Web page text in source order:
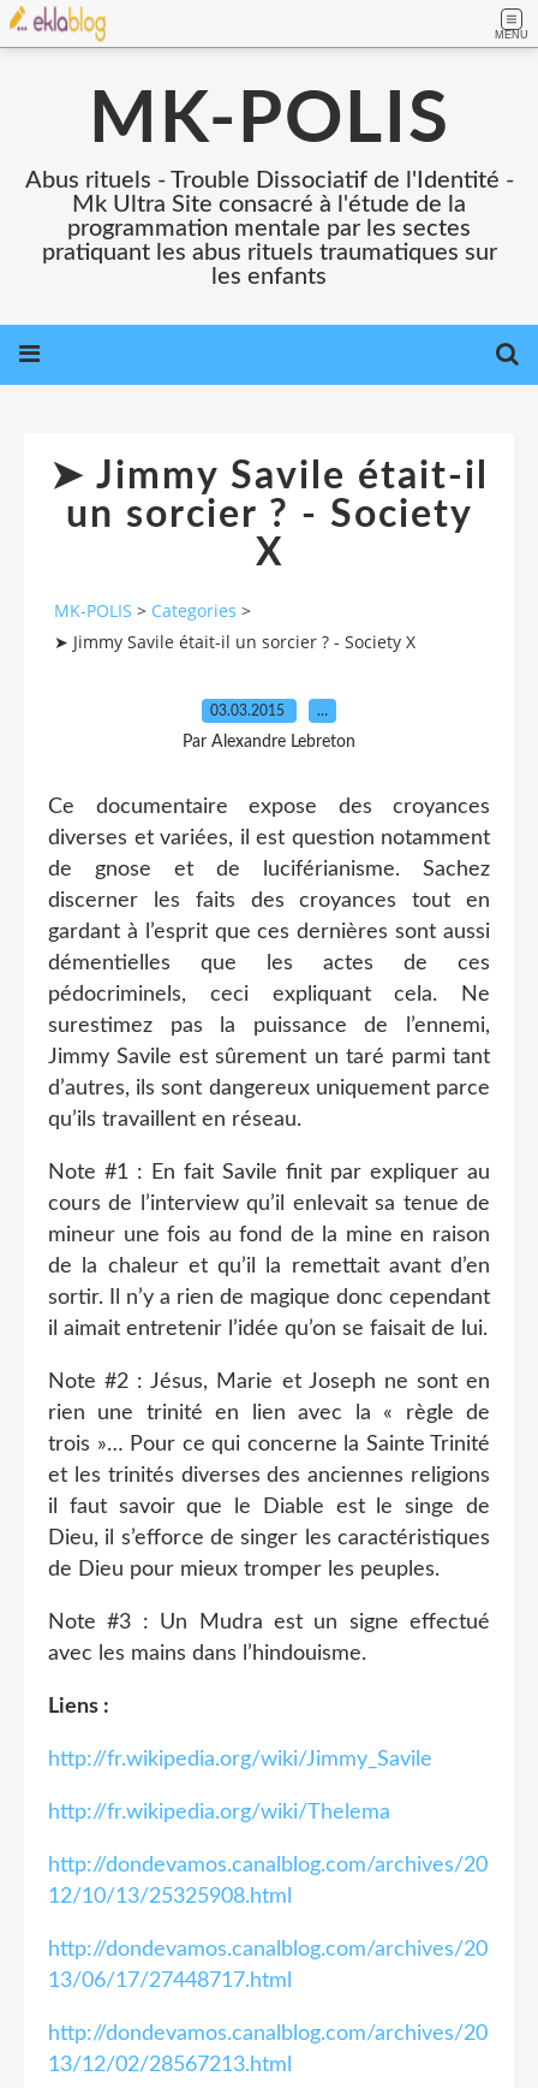
MENU
MK-POLIS
Abus rituels - Trouble Dissociatif de l'Identité -
Mk Ultra Site consacré à l'étude de la
programmation mentale par les sectes
pratiquant les abus rituels traumatiques sur
les enfants
➤ Jimmy Savile était-il
un sorcier ? - Society
X
MK-POLIS > Categories >
➤ Jimmy Savile était-il un sorcier ? - Society X
03.03.2015 …
Par Alexandre Lebreton
Ce documentaire expose des croyances
diverses et variées, il est question notamment
de gnose et de luciférianisme. Sachez
discerner les faits des croyances tout en
gardant à l’esprit que ces dernières sont aussi
démentielles que les actes de ces
pédocriminels, ceci expliquant cela. Ne
surestimez pas la puissance de l’ennemi,
Jimmy Savile est sûrement un taré parmi tant
d’autres, ils sont dangereux uniquement parce
qu’ils travaillent en réseau.
Note #1 : En fait Savile finit par expliquer au
cours de l’interview qu’il enlevait sa tenue de
mineur une fois au fond de la mine en raison
de la chaleur et qu’il la remettait avant d’en
sortir. Il n’y a rien de magique donc cependant
il aimait entretenir l’idée qu’on se faisait de lui.
Note #2 : Jésus, Marie et Joseph ne sont en
rien une trinité en lien avec la « règle de
trois »… Pour ce qui concerne la Sainte Trinité
et les trinités diverses des anciennes religions
il faut savoir que le Diable est le singe de
Dieu, il s’efforce de singer les caractéristiques
de Dieu pour mieux tromper les peuples.
Note #3 : Un Mudra est un signe effectué
avec les mains dans l’hindouisme.
Liens :
http://fr.wikipedia.org/wiki/Jimmy_Savile
http://fr.wikipedia.org/wiki/Thelema
http://dondevamos.canalblog.com/archives/20
12/10/13/25325908.html
http://dondevamos.canalblog.com/archives/20
13/06/17/27448717.html
http://dondevamos.canalblog.com/archives/20
13/12/02/28567213.html